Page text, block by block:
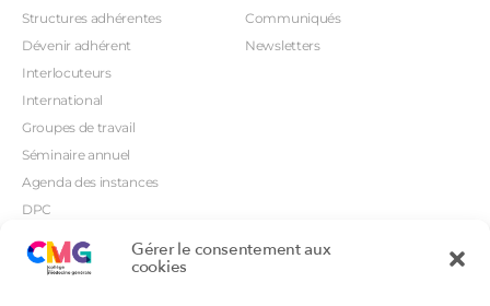
Gérer le consentement aux
cookies
Structures adhérentes
Dévenir adhérent
Interlocuteurs
International
Groupes de travail
Séminaire annuel
Agenda des instances
DPC
Orientations prioritaires
Communiqués
Newsletters